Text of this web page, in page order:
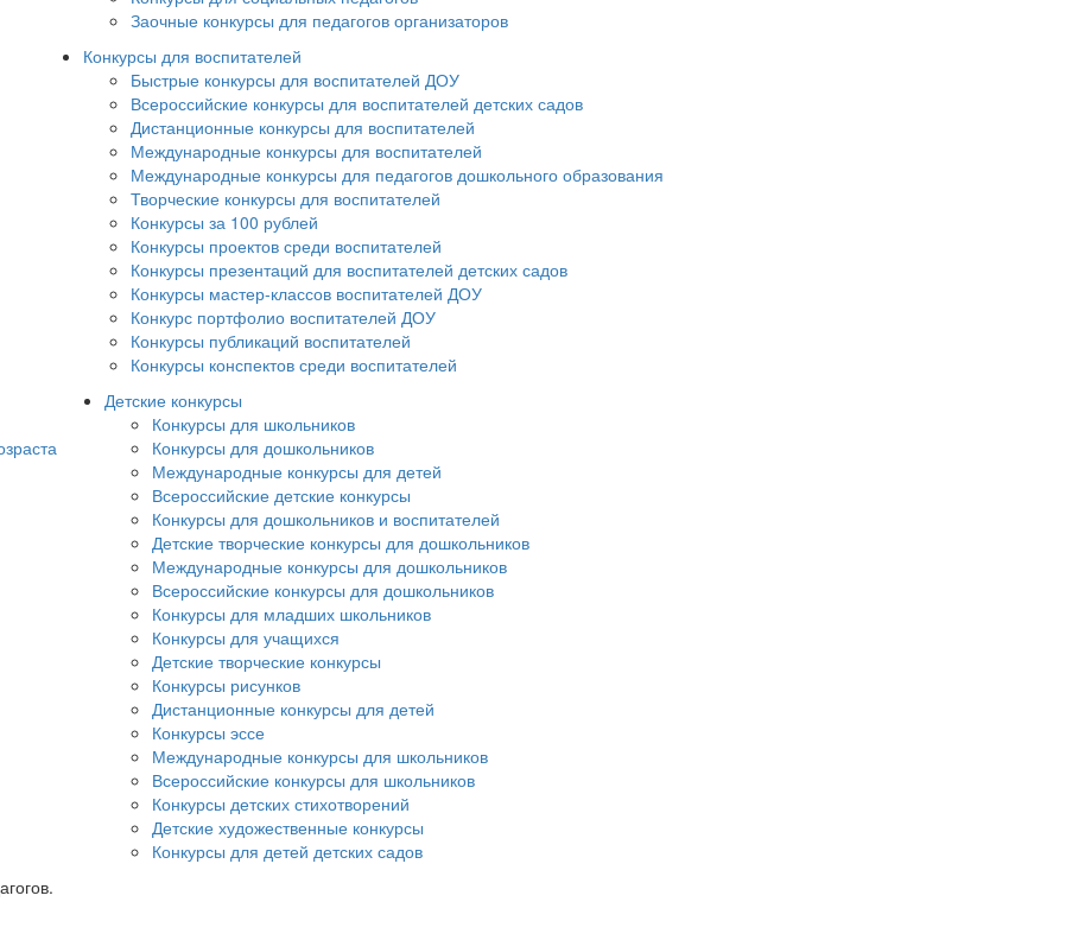
Заочные конкурсы для педагогов организаторов
Конкурсы для воспитателей
Быстрые конкурсы для воспитателей ДОУ
Всероссийские конкурсы для воспитателей детских садов
Дистанционные конкурсы для воспитателей
Международные конкурсы для воспитателей
Международные конкурсы для педагогов дошкольного образования
Творческие конкурсы для воспитателей
Конкурсы за 100 рублей
Конкурсы проектов среди воспитателей
Конкурсы презентаций для воспитателей детских садов
Конкурсы мастер-классов воспитателей ДОУ
Конкурс портфолио воспитателей ДОУ
Конкурсы публикаций воспитателей
Конкурсы конспектов среди воспитателей
Детские конкурсы
Конкурсы для школьников
Конкурсы для дошкольников
Международные конкурсы для детей
Всероссийские детские конкурсы
Конкурсы для дошкольников и воспитателей
Детские творческие конкурсы для дошкольников
Международные конкурсы для дошкольников
Всероссийские конкурсы для дошкольников
Конкурсы для младших школьников
Конкурсы для учащихся
Детские творческие конкурсы
Конкурсы рисунков
Дистанционные конкурсы для детей
Конкурсы эссе
Международные конкурсы для школьников
Всероссийские конкурсы для школьников
Конкурсы детских стихотворений
Детские художественные конкурсы
Конкурсы для детей детских садов